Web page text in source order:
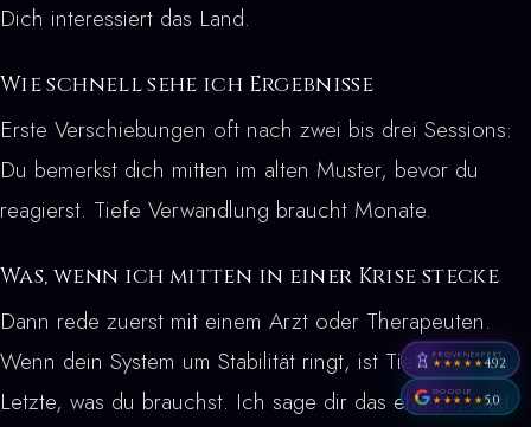
Dich interessiert das Land.
Wie schnell sehe ich Ergebnisse
Erste Verschiebungen oft nach zwei bis drei Sessions:
Du bemerkst dich mitten im alten Muster, bevor du
reagierst. Tiefe Verwandlung braucht Monate.
Was, wenn ich mitten in einer Krise stecke
Dann rede zuerst mit einem Arzt oder Therapeuten.
Wenn dein System um Stabilität ringt, ist Tiefe das
Letzte, was du brauchst. Ich sage dir das ehrlich, statt
PROVENEXPERT
★★★★★4,92
GOOGLE
★★★★★5,0